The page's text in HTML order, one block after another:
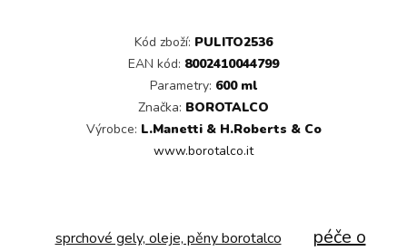
Kód zboží: PULITO2536
EAN kód: 8002410044799
Parametry: 600 ml
Značka: BOROTALCO
Výrobce: L.Manetti & H.Roberts & Co
www.borotalco.it
sprchové gely, oleje, pěny borotalco
péče o